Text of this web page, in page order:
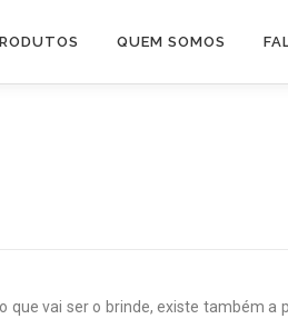
QUEM SOMOS
que vai ser o brinde, existe também a